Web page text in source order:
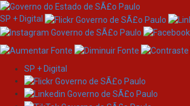
SP + Digital
SP + Digital